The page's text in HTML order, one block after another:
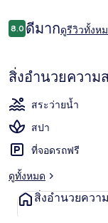
รีวิว
8.08.0 จาก 10
ดีมากดูรีวิวทั้งหม
สิ่งอำนวยความ
สระว่ายน้ำ
สปา
ที่จอดรถฟรี
ดูทั้งหมด
สิ่งอำนวยควา